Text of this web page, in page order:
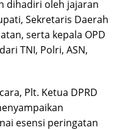
dihadiri oleh jajaran
Sekretaris Daerah
serta kepala OPD
TNI, Polri, ASN,
Plt. Ketua DPRD
esensi peringatan